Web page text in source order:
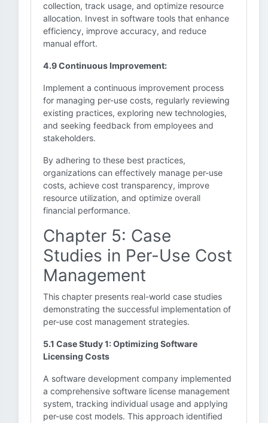
collection, track usage, and optimize resource
allocation. Invest in software tools that enhance
efficiency, improve accuracy, and reduce
manual effort.
4.9 Continuous Improvement:
Implement a continuous improvement process
for managing per-use costs, regularly reviewing
existing practices, exploring new technologies,
and seeking feedback from employees and
stakeholders.
By adhering to these best practices,
organizations can effectively manage per-use
costs, achieve cost transparency, improve
resource utilization, and optimize overall
financial performance.
Chapter 5: Case
Studies in Per-Use Cost
Management
This chapter presents real-world case studies
demonstrating the successful implementation of
per-use cost management strategies.
5.1 Case Study 1: Optimizing Software
Licensing Costs
A software development company implemented
a comprehensive software license management
system, tracking individual usage and applying
per-use cost models. This approach identified